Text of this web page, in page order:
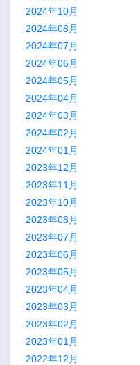
2024年10月
2024年08月
2024年07月
2024年06月
2024年05月
2024年04月
2024年03月
2024年02月
2024年01月
2023年12月
2023年11月
2023年10月
2023年08月
2023年07月
2023年06月
2023年05月
2023年04月
2023年03月
2023年02月
2023年01月
2022年12月